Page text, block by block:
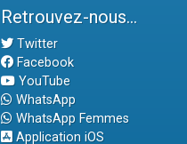
Retrouvez-nous...
Twitter
Facebook
YouTube
WhatsApp
WhatsApp Femmes
Application iOS